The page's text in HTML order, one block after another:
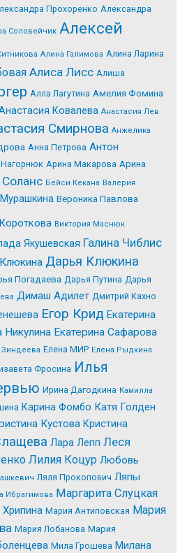
Прохоренко Александра
Соловейчик Алексей
Алина Галимова Алина Ларина
Алиса Лисс Алиша
Алла Лагутина Амелия Фомина
Ковалева Анастасия Лев
Смирнова Анжелика
Анна Петрова Антон
Арина Макарова Арина
Соланс Бейси Кекана Валерия
Вероника Павлова
Виктория Маснюк
Якушевская Галина Чиблис
Дарья Клюкина
Погадаева Дарья Путина Дарья
Димаш Адилет Дмитрий Кахно
Егор Крид Екатерина
Никулина Екатерина Сафарова
Зиндеева Елена МИР Елена Рыдкина
Фросина Илья
Ирина Дагодкина Камилла
Карина Фомбо Катя Голден
Кустова Кристина
Лара Лепп Леся
Лилия Коцур Любовь
Ляля Прокопович Ляпы
Ибрагимова Маргарита Слуцкая
Мария Антиповская Мария
Мария Лобанова Мария
Мила Грошева Милана